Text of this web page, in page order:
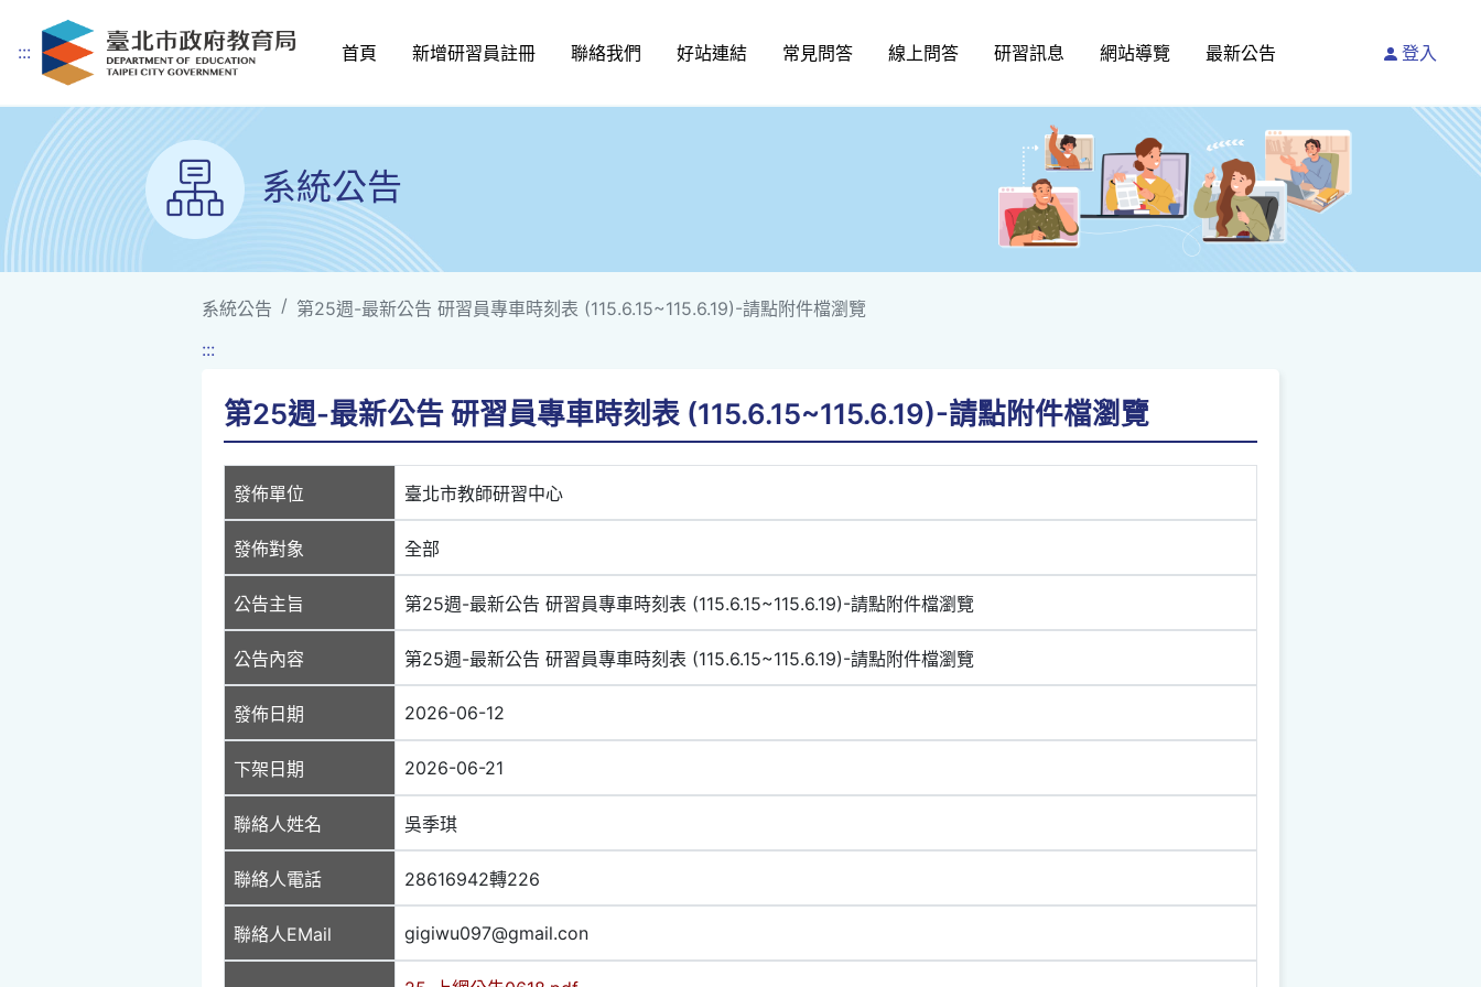
跳到主要內容
::: 首頁 新增研習員註冊 聯絡我們 好站連結 常見問答 線上問答 研習訊息 網站導覽 最新公告 登入
系統公告
系統公告
第25週-最新公告 研習員專車時刻表 (115.6.15~115.6.19)-請點附件檔瀏覽
:::
第25週-最新公告 研習員專車時刻表 (115.6.15~115.6.19)-請點附件檔瀏覽
發佈單位 臺北市教師研習中心
發佈對象 全部
公告主旨 第25週-最新公告 研習員專車時刻表 (115.6.15~115.6.19)-請點附件檔瀏覽
公告內容 第25週-最新公告 研習員專車時刻表 (115.6.15~115.6.19)-請點附件檔瀏覽
發佈日期 2026-06-12
下架日期 2026-06-21
聯絡人姓名 吳季琪
聯絡人電話 28616942轉226
聯絡人EMail gigiwu097@gmail.con